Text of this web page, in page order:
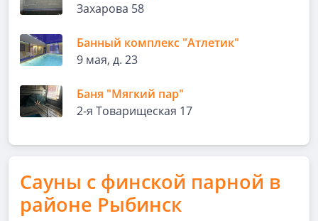
Захарова 58
Банный комплекс "Атлетик"
9 мая, д. 23
Баня "Мягкий пар"
2-я Товарищеская 17
Сауны с финской парной в
районе Рыбинск